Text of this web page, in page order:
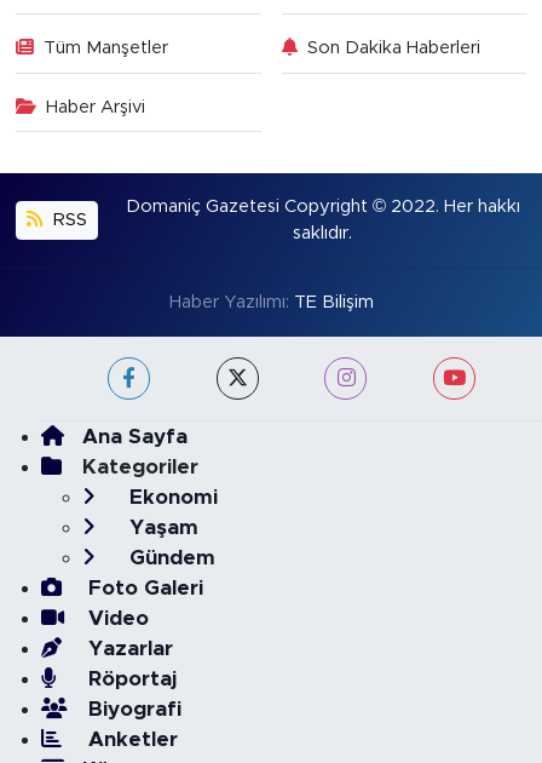
Tüm Manşetler Son Dakika Haberleri
Haber Arşivi
RSS
Domaniç Gazetesi Copyright © 2022. Her hakkı
saklıdır.
Haber Yazılımı: TE Bilişim
Ana Sayfa
Kategoriler
Ekonomi
Yaşam
Gündem
Foto Galeri
Video
Yazarlar
Röportaj
Biyografi
Anketler